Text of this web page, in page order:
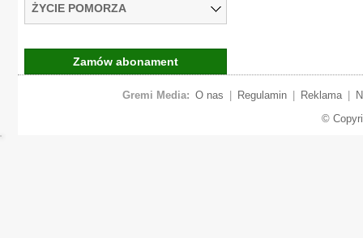
ŻYCIE POMORZA
Zamów abonament
Gremi Media: O nas Regulamin Reklama
©